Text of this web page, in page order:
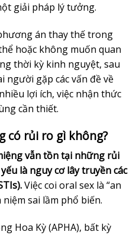
giải pháp lý tưởng.
án thay thế trong
hoặc không muốn quan
thời kỳ kinh nguyệt, sau
người gặp các vấn đề về
lợi ích, việc nhận thức
cần thiết.
có rủi ro gì không?
vẫn tồn tại những rủi
là nguy cơ lây truyền các
Việc coi oral sex là “an
sai lầm phổ biến.
Hoa Kỳ (APHA), bất kỳ